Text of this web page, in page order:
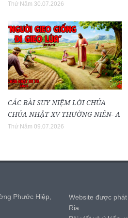
Thứ Năm 30.07.2026
CÁC BÀI SUY NIỆM LỜI CHÚA
CHÚA NHẬT XV THƯỜNG NIÊN- A
Thứ Năm 09.07.2026
Phước Hiệp,
Website được
Rịa.